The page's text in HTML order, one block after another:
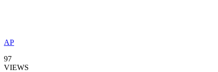
AP
97
VIEWS